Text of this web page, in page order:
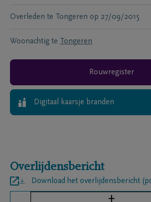
Overleden te Tongeren op 27/09/2015
Woonachtig te Tongeren
Rouwregister
Digitaal kaarsje branden
Overlijdensbericht
Download het overlijdensbericht